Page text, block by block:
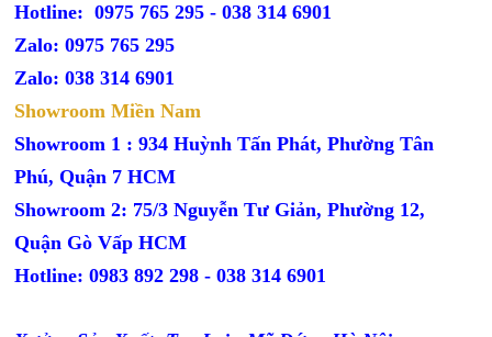
Hotline: 0975 765 295 -038 314 6901
Zalo: 0975 765 295
Zalo: 038 314 6901
Showroom Miền Nam
Showroom 1 : 934 Huỳnh Tấn Phát, Phường Tân
Phú, Quận 7 HCM
Showroom 2: 75/3 Nguyễn Tư Giản, Phường 12,
Quận Gò Vấp HCM
Hotline: 0983 892 298 - 038 314 6901